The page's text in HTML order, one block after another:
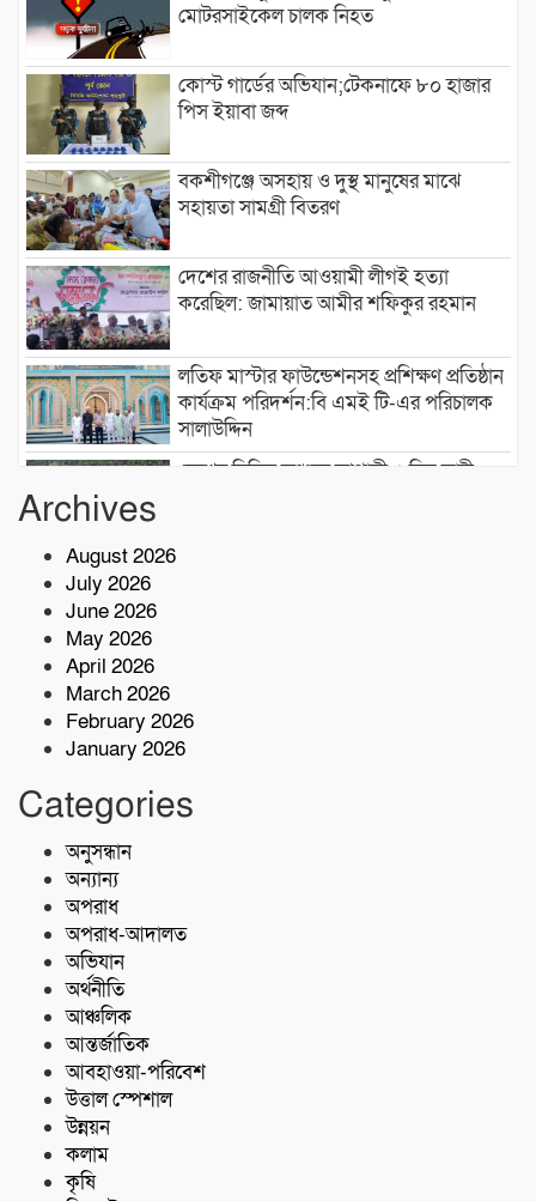
মোটরসাইকেল চালক নিহত
কোস্ট গার্ডের অভিযান;টেকনাফে ৮০ হাজার
পিস ইয়াবা জব্দ
বকশীগঞ্জে অসহায় ও দুস্থ মানুষের মাঝে
সহায়তা সামগ্রী বিতরণ
দেশের রাজনীতি আওয়ামী লীগই হত্যা
করেছিল: জামায়াত আমীর শফিকুর রহমান
লতিফ মাস্টার ফাউন্ডেশনসহ প্রশিক্ষণ প্রতিষ্ঠান
কার্যক্রম পরিদর্শন:বি এমই টি-এর পরিচালক
সালাউদ্দিন
দেশের বিভিন্ন অঞ্চলে আগামী ৫ দিন ভারী
শরণখোলায় মাদকবিরোধী সাঁড়াশি অভিযান
Archives
August 2026
July 2026
June 2026
May 2026
April 2026
March 2026
February 2026
January 2026
Categories
অনুসন্ধান
অন্যান্য
অপরাধ
অপরাধ-আদালত
অভিযান
অর্থনীতি
আঞ্চলিক
আন্তর্জাতিক
আবহাওয়া-পরিবেশ
উত্তাল স্পেশাল
উন্নয়ন
কলাম
কৃষি